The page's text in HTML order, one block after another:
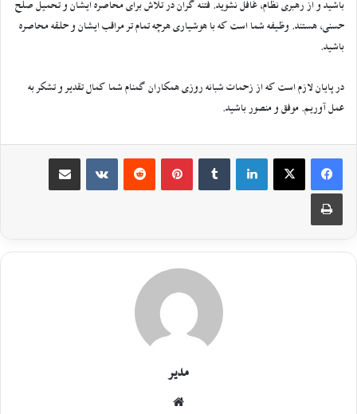
باشید و از رهبری نظام، غافل نشوید. فتنه گران در تلاش برای محاصره ایشان و تحمیل صلح
حسنی، هستند. وظیفه شما است که با هوشیاری هرچه تمام تر مراقب ایشان و حلقه محاصره
باشید.
در پایان لازم است که از زحمات شبانه روزی همکاران گمنام شما کمال تقدیر و تشکر به
عمل آوریم. موفق و منصور باشید.
مدیر